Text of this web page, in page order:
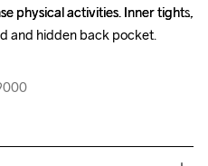
physical activities. Inner tights,
and hidden back pocket.
physical activities. Inner tights,
and hidden back pocket.